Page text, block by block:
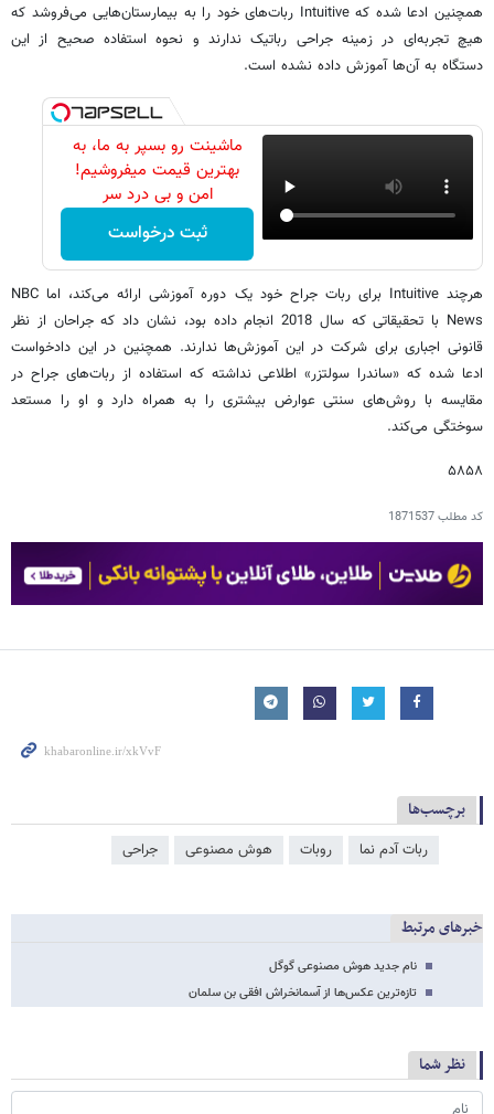
همچنین ادعا شده که Intuitive ربات‌های خود را به بیمارستان‌هایی می‌فروشد که
هیچ تجربه‌ای در زمینه جراحی رباتیک ندارند و نحوه استفاده صحیح از این
دستگاه به آن‌ها آموزش داده نشده است.
ماشینت رو بسپر به ما، به
بهترین قیمت میفروشیم!
امن و بی درد سر
ثبت درخواست
هرچند Intuitive برای ربات جراح خود یک دوره آموزشی ارائه می‌کند، اما NBC
News با تحقیقاتی که سال 2018 انجام داده بود، نشان داد که جراحان از نظر
قانونی اجباری برای شرکت در این آموزش‌ها ندارند. همچنین در این دادخواست
ادعا شده که «ساندرا سولتزر» اطلاعی نداشته که استفاده از ربات‌های جراح در
مقایسه با روش‌های سنتی عوارض بیشتری را به همراه دارد و او را مستعد
سوختگی می‌کند.
۵۸۵۸
کد مطلب1871537
برچسب‌ها
ربات آدم نما روبات هوش مصنوعی جراحی
خبرهای مرتبط
نام جدید هوش مصنوعی گوگل
تازه‌ترین عکس‌ها از آسمانخراش افقی بن سلمان
نظر شما